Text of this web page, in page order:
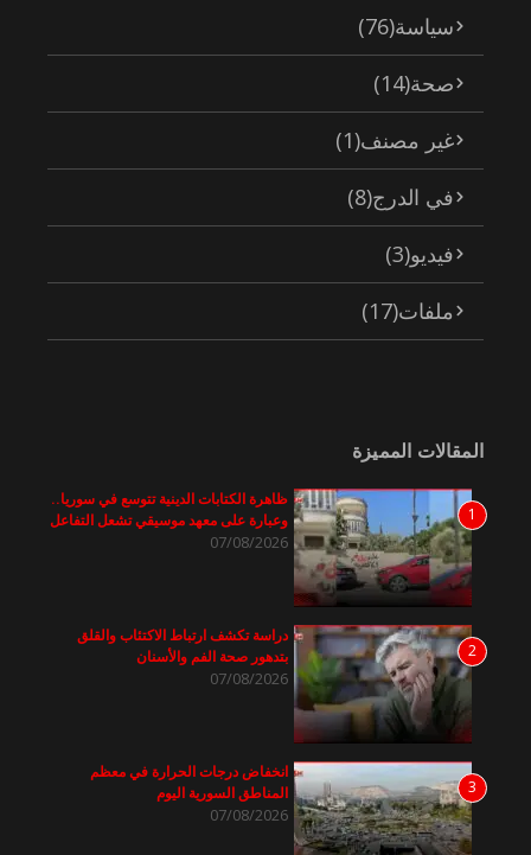
سياسة(76)
صحة(14)
غير مصنف(1)
في الدرج(8)
فيديو(3)
ملفات(17)
المقالات المميزة
1
ظاهرة الكتابات الدينية تتوسع في سوريا..
وعبارة على معهد موسيقي تشعل التفاعل
07/08/2026
2
دراسة تكشف ارتباط الاكتئاب والقلق
بتدهور صحة الفم والأسنان
07/08/2026
3
انخفاض درجات الحرارة في معظم
المناطق السورية اليوم
07/08/2026